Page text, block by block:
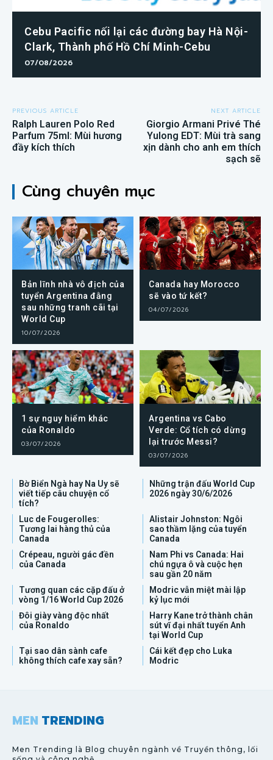
Cebu Pacific nối lại các đường bay Hà Nội-
Clark, Thành phố Hồ Chí Minh-Cebu
07/08/2026
PREVIOUS ARTICLE
Ralph Lauren Polo Red
Parfum 75ml: Mùi hương
đầy kích thích
NEXT ARTICLE
Giorgio Armani Privé Thé
Yulong EDT: Mùi trà sang
xịn dành cho anh em thích
sạch sẽ
Cùng chuyên mục
Bản lĩnh nhà vô địch của
tuyển Argentina đằng
sau những tranh cãi tại
World Cup
10/07/2026
Canada hay Morocco
sẽ vào tứ kết?
04/07/2026
1 sự nguy hiểm khác
của Ronaldo
03/07/2026
Argentina vs Cabo
Verde: Cổ tích có dừng
lại trước Messi?
03/07/2026
Bờ Biển Ngà hay Na Uy sẽ
viết tiếp câu chuyện cổ
tích?
Những trận đấu World Cup
2026 ngày 30/6/2026
Luc de Fougerolles:
Tương lai hàng thủ của
Canada
Alistair Johnston: Ngôi
sao thầm lặng của tuyển
Canada
Crépeau, người gác đền
của Canada
Nam Phi vs Canada: Hai
chú ngựa ô và cuộc hẹn
sau gần 20 năm
Tương quan các cặp đấu ở
vòng 1/16 World Cup 2026
Modric vẫn miệt mài lập
kỷ lục mới
Đôi giày vàng độc nhất
của Ronaldo
Harry Kane trở thành chân
sút vĩ đại nhất tuyển Anh
tại World Cup
Tại sao dân sành cafe
không thích cafe xay sẵn?
Cái kết đẹp cho Luka
Modric
MEN TRENDING
Men Trending là Blog chuyên ngành về Truyền thông, lối